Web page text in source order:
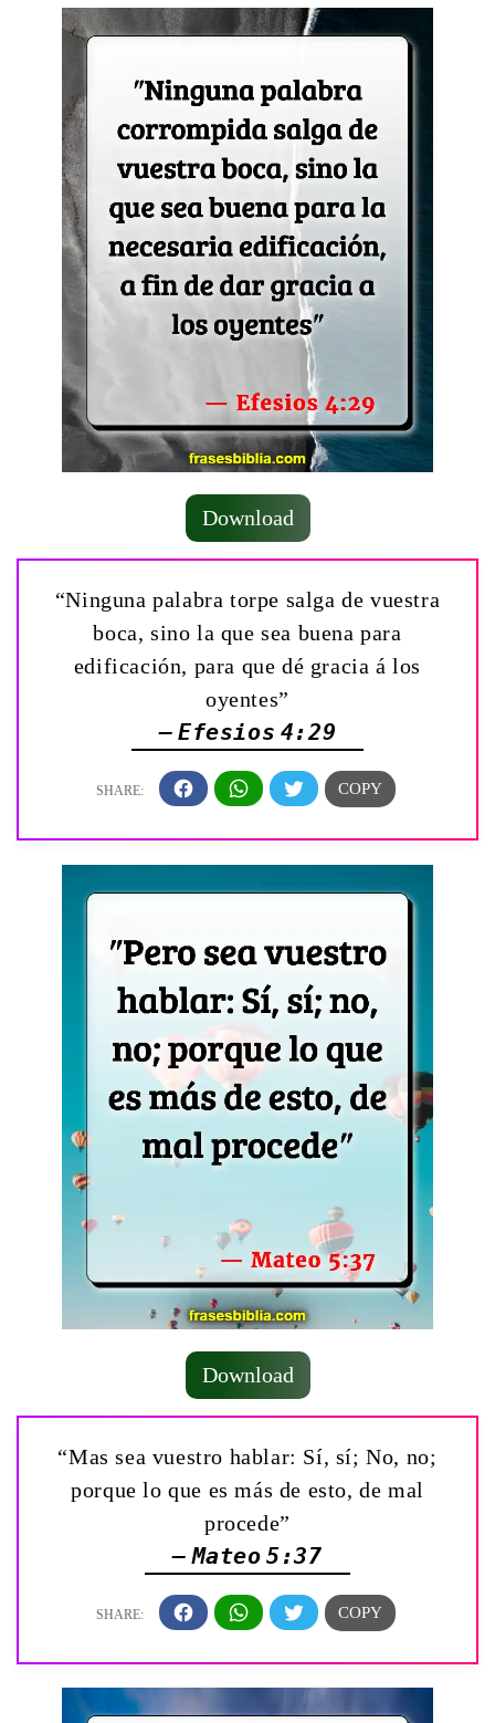
Download
“Ninguna palabra torpe salga de vuestra
boca, sino la que sea buena para
edificación, para que dé gracia á los
oyentes”
— Efesios 4:29
Download
“Mas sea vuestro hablar: Sí, sí; No, no;
porque lo que es más de esto, de mal
procede”
— Mateo 5:37